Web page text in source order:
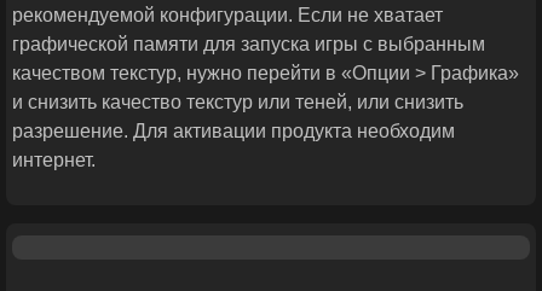
рекомендуемой конфигурации. Если не хватает
графической памяти для запуска игры с выбранным
качеством текстур, нужно перейти в «Опции > Графика»
и снизить качество текстур или теней, или снизить
разрешение. Для активации продукта необходим
интернет.